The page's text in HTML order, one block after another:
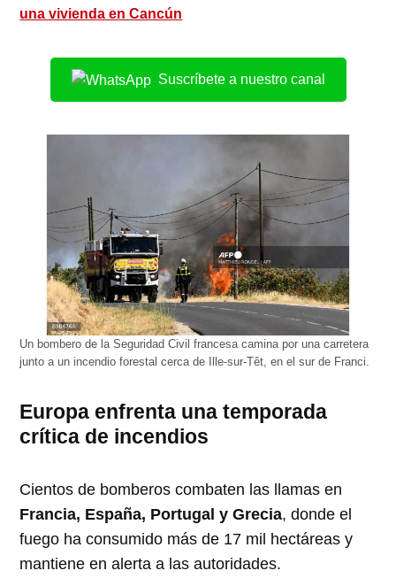
una vivienda en Cancún
Suscríbete a nuestro canal
Un bombero de la Seguridad Civil francesa camina por una carretera
junto a un incendio forestal cerca de Ille-sur-Têt, en el sur de Franci.
Europa enfrenta una temporada
crítica de incendios
Cientos de bomberos combaten las llamas en
Francia, España, Portugal y Grecia, donde el
fuego ha consumido más de 17 mil hectáreas y
mantiene en alerta a las autoridades.